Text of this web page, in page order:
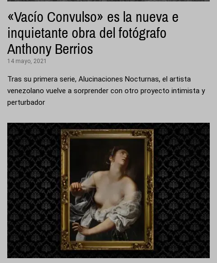
«Vacío Convulso» es la nueva e
inquietante obra del fotógrafo
Anthony Berrios
14 mayo, 2021
Tras su primera serie, Alucinaciones Nocturnas, el artista
venezolano vuelve a sorprender con otro proyecto intimista y
perturbador